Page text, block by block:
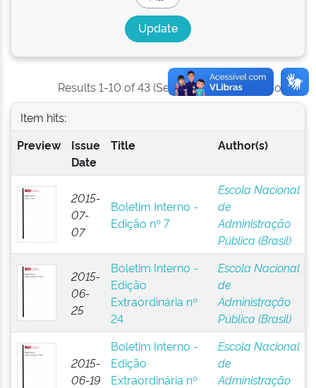
Results 1-10 of 43 (Search time: 0.001 seconds).
Item hits:
Preview
Issue
Date
Title Author(s)
2015-
07-
07
Boletim Interno -
Edição nº 7
Escola Nacional
de
Administração
Pública (Brasil)
2015-
06-
25
Boletim Interno -
Edição
Extraordinária nº
24
Escola Nacional
de
Administração
Pública (Brasil)
2015-
06-19
Boletim Interno -
Edição
Extraordinária nº
Escola Nacional
de
Administração